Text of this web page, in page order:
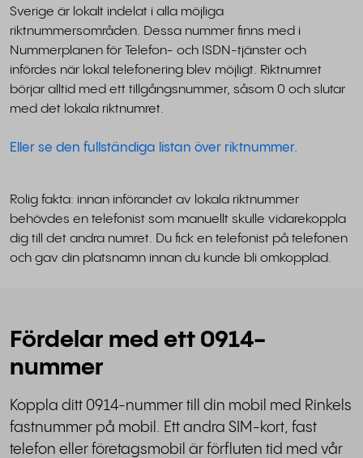
Sverige är lokalt indelat i alla möjliga
riktnummersområden. Dessa nummer finns med i
Nummerplanen för Telefon- och ISDN-tjänster och
infördes när lokal telefonering blev möjligt. Riktnumret
börjar alltid med ett tillgångsnummer, såsom 0 och slutar
med det lokala riktnumret.
Eller se den fullständiga listan över riktnummer.
Rolig fakta: innan införandet av lokala riktnummer
behövdes en telefonist som manuellt skulle vidarekoppla
dig till det andra numret. Du fick en telefonist på telefonen
och gav din platsnamn innan du kunde bli omkopplad.
Fördelar med ett 0914-
nummer
Koppla ditt 0914-nummer till din mobil med Rinkels
fastnummer på mobil. Ett andra SIM-kort, fast
telefon eller företagsmobil är förfluten tid med vår